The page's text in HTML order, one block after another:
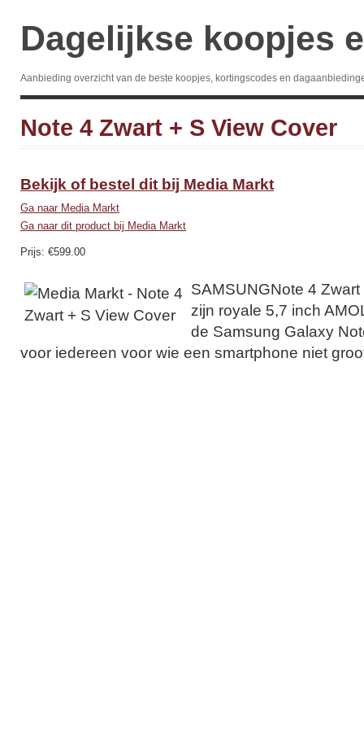
Dagelijkse koopjes
Aanbieding overzicht van de beste koopjes, kortingscodes en
Note 4 Zwart + S View Cover
Bekijk of bestel dit bij Media Markt
Ga naar Media Markt
Ga naar dit product bij Media Markt
Prijs: €599.00
SAMSUNGNote 4
zijn royale 5,7 inch
de Samsung Galaxy
voor iedereen voor wie een smartphone niet